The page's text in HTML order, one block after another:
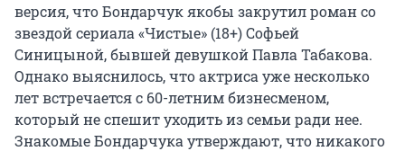
версия, что Бондарчук якобы закрутил роман со
звездой сериала «Чистые» (18+) Софьей
Синицыной, бывшей девушкой Павла Табакова.
Однако выяснилось, что актриса уже несколько
лет встречается с 60-летним бизнесменом,
который не спешит уходить из семьи ради нее.
Знакомые Бондарчука утверждают, что никакого